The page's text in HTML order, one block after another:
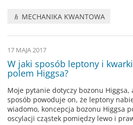
MECHANIKA KWANTOWA
17 MAJA 2017
W jaki sposób leptony i
polem Higgsa?
Moje pytanie dotyczy bozonu
sposób powoduje on, że leptony
wiadomo, koncepcja bozonu Higgsa
oscylacji cząstek pomiędzy lewo i